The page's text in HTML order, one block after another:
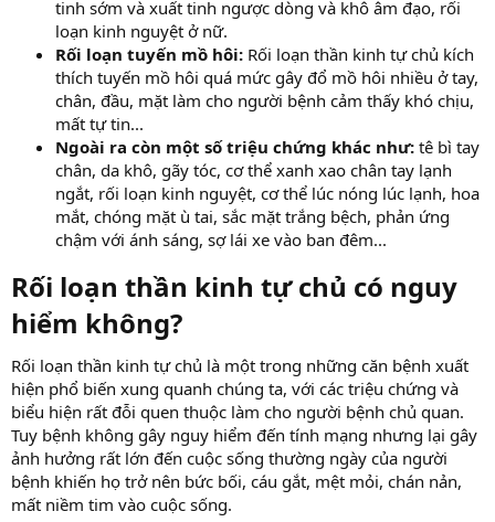
tinh sớm và xuất tinh ngược dòng và khô âm đạo, rối
loạn kinh nguyệt ở nữ.
Rối loạn tuyến mồ hôi: Rối loạn thần kinh tự chủ kích
thích tuyến mồ hôi quá mức gây đổ mồ hôi nhiều ở tay,
chân, đầu, mặt làm cho người bệnh cảm thấy khó chịu,
mất tự tin...
Ngoài ra còn một số triệu chứng khác như: tê bì tay
chân, da khô, gãy tóc, cơ thể xanh xao chân tay lạnh
ngắt, rối loạn kinh nguyệt, cơ thể lúc nóng lúc lạnh, hoa
mắt, chóng mặt ù tai, sắc mặt trắng bệch, phản ứng
chậm với ánh sáng, sợ lái xe vào ban đêm...
Rối loạn thần kinh tự chủ có nguy
hiểm không?
Rối loạn thần kinh tự chủ là một trong những căn bệnh xuất
hiện phổ biến xung quanh chúng ta, với các triệu chứng và
biểu hiện rất đỗi quen thuộc làm cho người bệnh chủ quan.
Tuy bệnh không gây nguy hiểm đến tính mạng nhưng lại gây
ảnh hưởng rất lớn đến cuộc sống thường ngày của người
bệnh khiến họ trở nên bức bối, cáu gắt, mệt mỏi, chán nản,
mất niềm tim vào cuộc sống.